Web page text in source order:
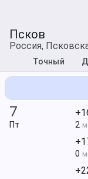
Псков
Россия,
Точный
7
Пт 2
0